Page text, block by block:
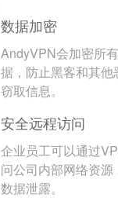
数据加密
AndyVPN会加密所
据，防止黑客和其他
窃取信息。
安全远程访问
企业员工可以通过
问公司内部网络资源
数据泄露。